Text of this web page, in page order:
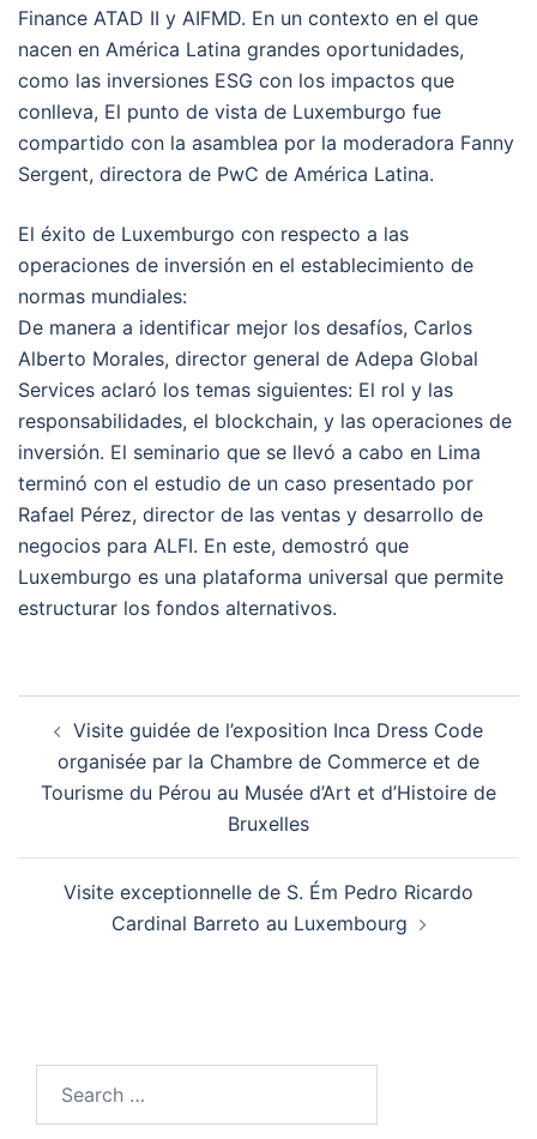
Finance ATAD II y AIFMD. En un contexto en el que
nacen en América Latina grandes oportunidades,
como las inversiones ESG con los impactos que
conlleva, El punto de vista de Luxemburgo fue
compartido con la asamblea por la moderadora Fanny
Sergent, directora de PwC de América Latina.
El éxito de Luxemburgo con respecto a las
operaciones de inversión en el establecimiento de
normas mundiales:
De manera a identificar mejor los desafíos, Carlos
Alberto Morales, director general de Adepa Global
Services aclaró los temas siguientes: El rol y las
responsabilidades, el blockchain, y las operaciones de
inversión. El seminario que se llevó a cabo en Lima
terminó con el estudio de un caso presentado por
Rafael Pérez, director de las ventas y desarrollo de
negocios para ALFI. En este, demostró que
Luxemburgo es una plataforma universal que permite
estructurar los fondos alternativos.
navigation
Visite guidée de l’exposition Inca Dress Code
organisée par la Chambre de Commerce et de
Tourisme du Pérou au Musée d’Art et d’Histoire de
Bruxelles
Visite exceptionnelle de S. Ém Pedro Ricardo
Cardinal Barreto au Luxembourg